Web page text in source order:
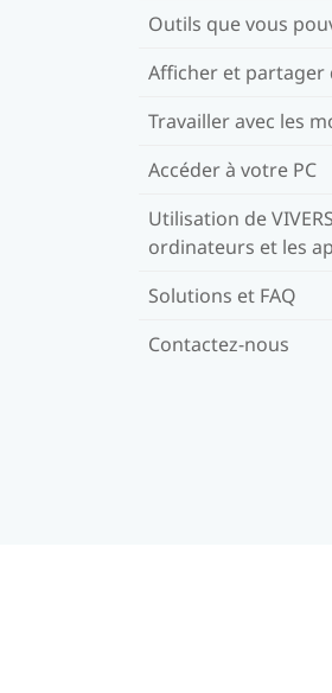
Outils que vous
Afficher et partager
Travailler avec les
Accéder à votre PC
Utilisation de
ordinateurs et les
Solutions et FAQ
Contactez-nous